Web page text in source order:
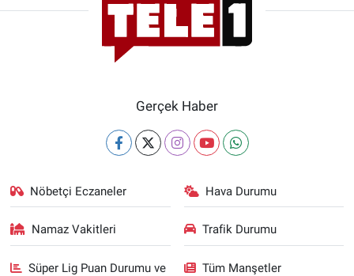
Gerçek Haber
Nöbetçi Eczaneler Hava Durumu
Namaz Vakitleri Trafik Durumu
Süper Lig Puan Durumu ve
Tüm Manşetler